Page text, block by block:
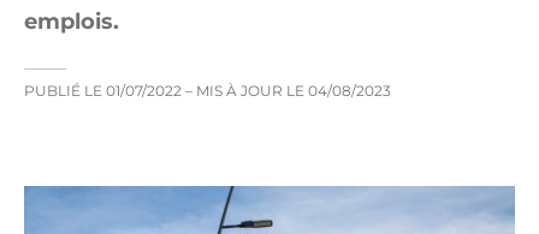
emplois.
PUBLIÉ LE 01/07/2022 – MIS À JOUR LE 04/08/2023